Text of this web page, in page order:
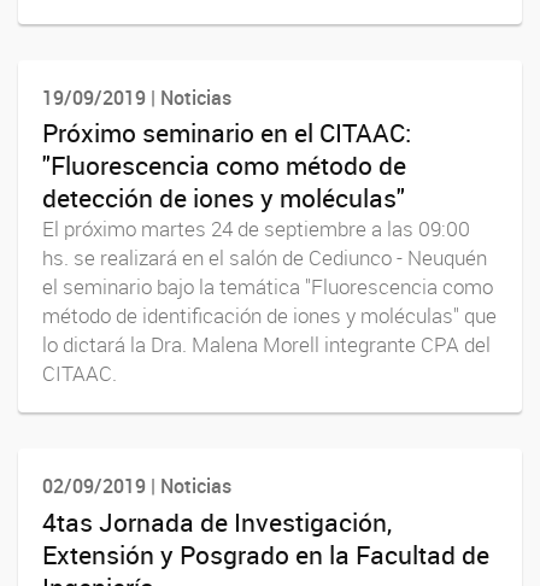
19/09/2019 | Noticias
Próximo seminario en el CITAAC:
"Fluorescencia como método de
detección de iones y moléculas"
El próximo martes 24 de septiembre a las 09:00
hs. se realizará en el salón de Cediunco - Neuquén
el seminario bajo la temática "Fluorescencia como
método de identificación de iones y moléculas" que
lo dictará la Dra. Malena Morell integrante CPA del
CITAAC.
02/09/2019 | Noticias
4tas Jornada de Investigación,
Extensión y Posgrado en la Facultad de